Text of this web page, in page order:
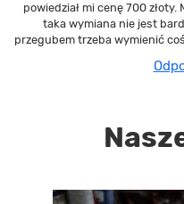
powiedział mi cenę 700
taka wymiana nie jest
przegubem trzeba wymienić